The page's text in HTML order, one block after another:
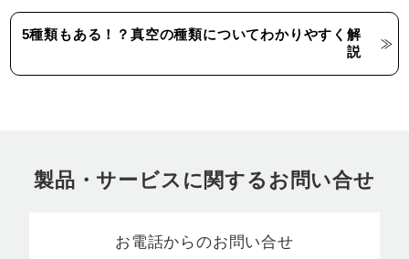
5種類もある！？真空の種類についてわかりやすく解
説
製品・サービスに関するお問い合せ
お電話からのお問い合せ